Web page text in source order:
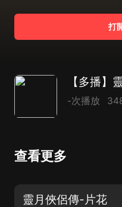
打
-次播放
查看更多
靈月俠侶傳-片花